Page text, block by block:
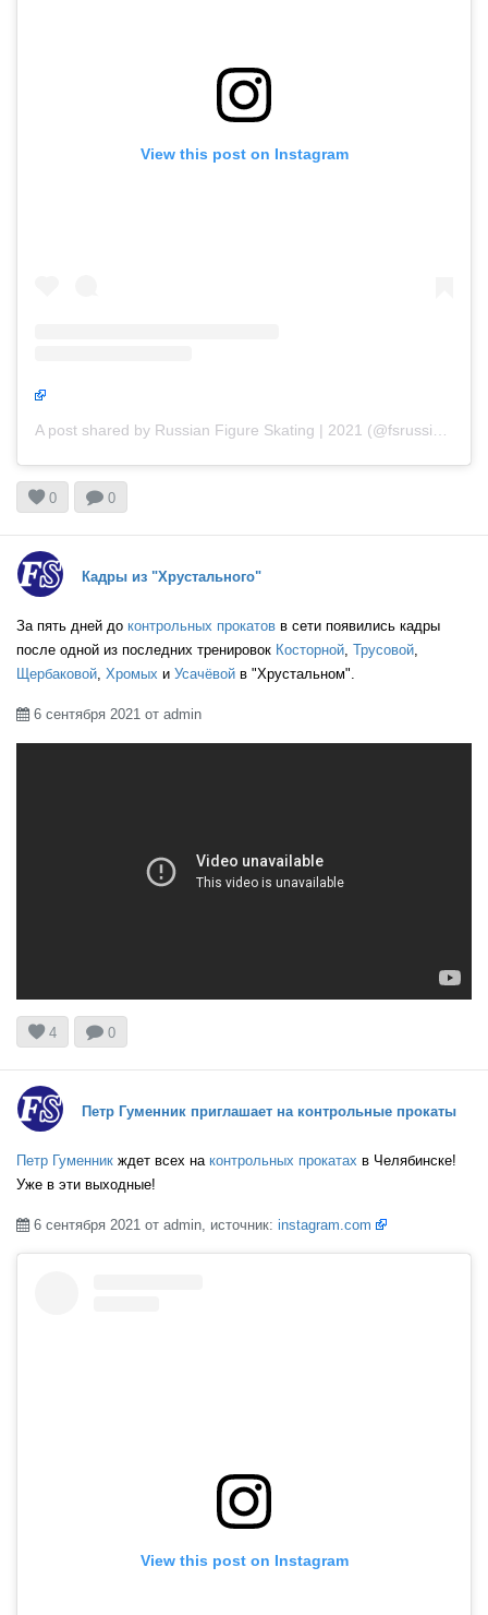
View this post on Instagram
A post shared by Russian Figure Skating | 2021 (@fsrussia2021)
0  0
Кадры из "Хрустального"
За пять дней до контрольных прокатов в сети появились кадры
после одной из последних тренировок Косторной, Трусовой,
Щербаковой, Хромых и Усачёвой в "Хрустальном".
 6 сентября 2021 от admin
4  0
Петр Гуменник приглашает на контрольные прокаты
Петр Гуменник ждет всех на контрольных прокатах в Челябинске!
Уже в эти выходные!
 6 сентября 2021 от admin, источник: instagram.com
View this post on Instagram